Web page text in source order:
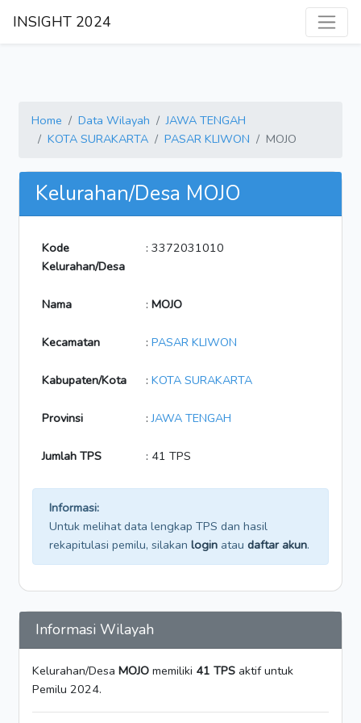
INSIGHT 2024
Home Data Wilayah
JAWA TENGAH
KOTA SURAKARTA
PASAR KLIWON MOJO
Kelurahan/Desa MOJO
Kode
Kelurahan/Desa
: 3372031010
Nama : MOJO
Kecamatan : PASAR KLIWON
Kabupaten/Kota : KOTA SURAKARTA
Provinsi :JAWA TENGAH
Jumlah TPS : 41 TPS
Informasi:
Untuk melihat data lengkap TPS dan hasil
rekapitulasi pemilu, silakan login atau daftar akun.
Informasi Wilayah
Kelurahan/Desa MOJO memiliki 41 TPS aktif untuk
Pemilu 2024.